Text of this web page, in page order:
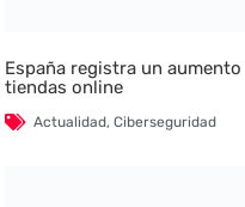
España registra un
tiendas online
Actualidad,Ciberseguridad